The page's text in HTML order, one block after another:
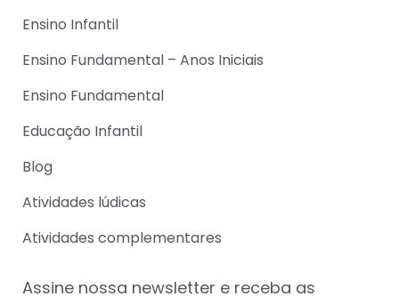
Ensino Infantil
Ensino Fundamental – Anos Iniciais
Ensino Fundamental
Educação Infantil
Blog
Atividades lúdicas
Atividades complementares
Assine nossa newsletter e receba as